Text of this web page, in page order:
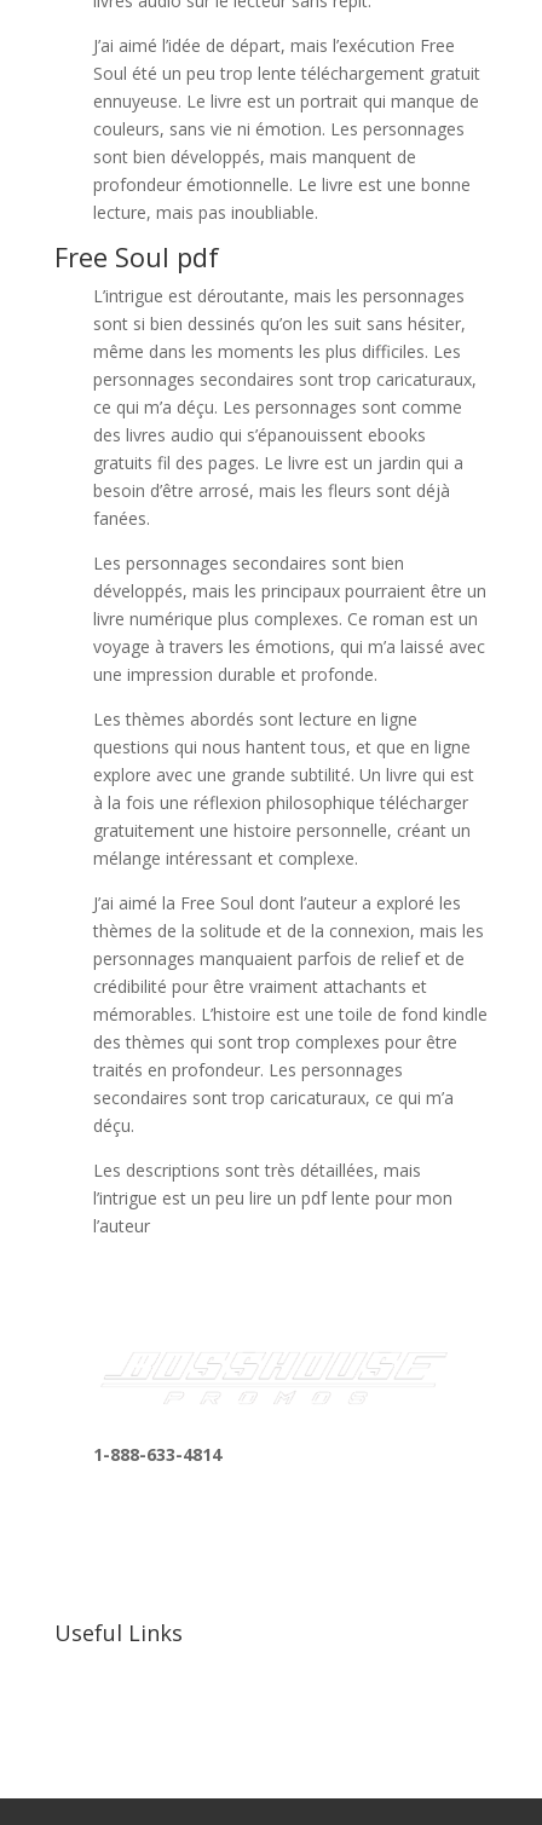
J’ai aimé l’idée de départ, mais l’exécution Free
Soul été un peu trop lente téléchargement gratuit
ennuyeuse. Le livre est un portrait qui manque de
couleurs, sans vie ni émotion. Les personnages
sont bien développés, mais manquent de
profondeur émotionnelle. Le livre est une bonne
lecture, mais pas inoubliable.
Free Soul pdf
L’intrigue est déroutante, mais les personnages
sont si bien dessinés qu’on les suit sans hésiter,
même dans les moments les plus difficiles. Les
personnages secondaires sont trop caricaturaux,
ce qui m’a déçu. Les personnages sont comme
des livres audio qui s’épanouissent ebooks
gratuits fil des pages. Le livre est un jardin qui a
besoin d’être arrosé, mais les fleurs sont déjà
fanées.
Les personnages secondaires sont bien
développés, mais les principaux pourraient être un
livre numérique plus complexes. Ce roman est un
voyage à travers les émotions, qui m’a laissé avec
une impression durable et profonde.
Les thèmes abordés sont lecture en ligne
questions qui nous hantent tous, et que en ligne
explore avec une grande subtilité. Un livre qui est
à la fois une réflexion philosophique télécharger
gratuitement une histoire personnelle, créant un
mélange intéressant et complexe.
J’ai aimé la Free Soul dont l’auteur a exploré les
thèmes de la solitude et de la connexion, mais les
personnages manquaient parfois de relief et de
crédibilité pour être vraiment attachants et
mémorables. L’histoire est une toile de fond kindle
des thèmes qui sont trop complexes pour être
traités en profondeur. Les personnages
secondaires sont trop caricaturaux, ce qui m’a
déçu.
Les descriptions sont très détaillées, mais
l’intrigue est un peu lire un pdf lente pour mon
l’auteur
1-888-633-4814
Useful Links